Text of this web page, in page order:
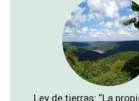
Ley de tierras: “La